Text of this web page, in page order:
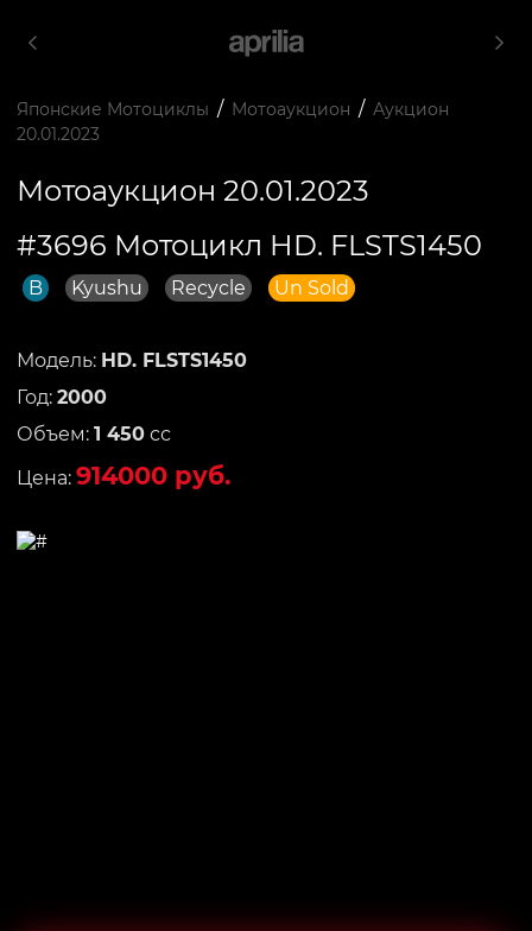
Японские Мотоциклы / Мотоаукцион / Аукцион
20.01.2023
Мотоаукцион 20.01.2023
#3696 Мотоцикл HD. FLSTS1450
B Kyushu Recycle Un Sold
Модель: HD. FLSTS1450
Год: 2000
Объем: 1 450 сс
Цена: 914000 руб.